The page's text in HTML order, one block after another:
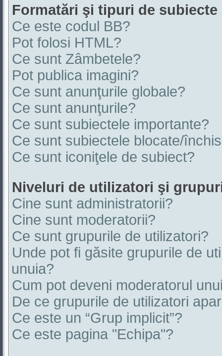
Formatări şi tipuri de subiecte
Ce este codul BB?
Pot folosi HTML?
Ce sunt Zâmbetele?
Pot publica imagini?
Ce sunt anunţurile globale?
Ce sunt anunţurile?
Ce sunt subiectele importante?
Ce sunt subiectele blocate/
Ce sunt iconiţele de subiect?
Niveluri de utilizatori şi
Cine sunt administratorii?
Cine sunt moderatorii?
Ce sunt grupurile de utilizatori?
Unde pot fi găsite grupurile de
unuia?
Cum pot deveni moderatorul
De ce grupurile de utilizatori
Ce este un “Grup implicit”?
Ce este pagina "Echipa"?